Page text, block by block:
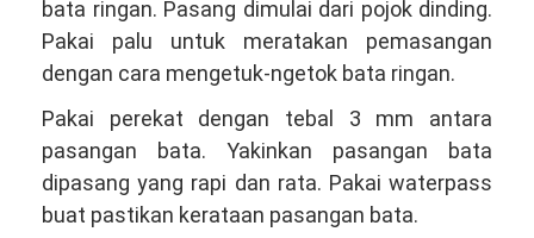
bata ringan. Pasang dimulai dari pojok dinding.
Pakai palu untuk meratakan pemasangan
dengan cara mengetuk-ngetok bata ringan.
Pakai perekat dengan tebal 3 mm antara
pasangan bata. Yakinkan pasangan bata
dipasang yang rapi dan rata. Pakai waterpass
buat pastikan kerataan pasangan bata.